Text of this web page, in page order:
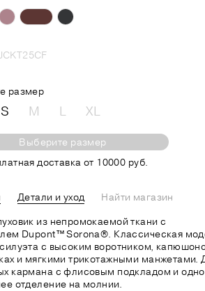
размер
S M L XL
Выберите размер
доставка от 10000 руб.
Детали и уход
Найти магазин
из непромокаемой ткани с
Dupont™ Sorona®. Классическая
с высоким воротником,
и мягкими трикотажными манжетами.
кармана с флисовым подкладом и одно
отделение на молнии.